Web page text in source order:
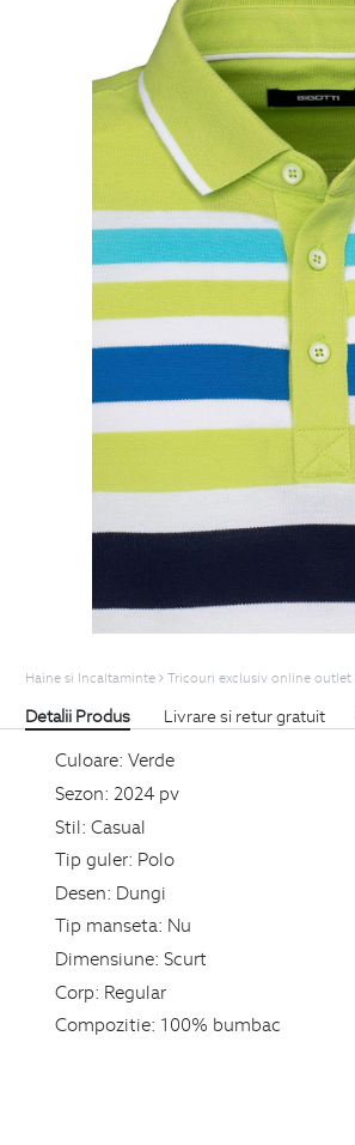
Haine si Incaltaminte Tricouri exclusiv online outlet
Detalii Produs Livrare si retur gratuit
Culoare: Verde
Sezon: 2024 pv
Stil: Casual
Tip guler: Polo
Desen: Dungi
Tip manseta: Nu
Dimensiune: Scurt
Corp: Regular
Compozitie: 100% bumbac